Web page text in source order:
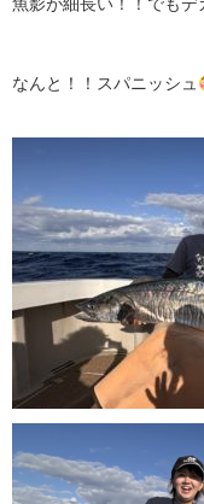
魚影が細長い！！でもデ
なんと！！スパニッシュ